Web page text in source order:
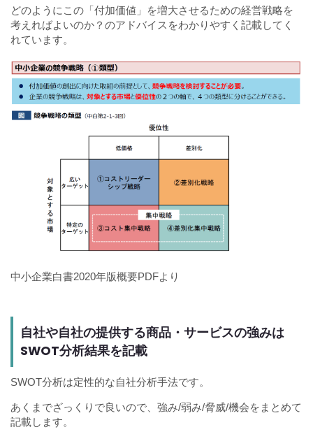
どのようにこの「付加価値」を増大させるための経営戦略を
考えればよいのか？のアドバイスをわかりやすく記載してく
れています。
中小企業白書2020年版概要PDFより
自社や自社の提供する商品・サービスの強みは
SWOT分析結果を記載
SWOT分析は定性的な自社分析手法です。
あくまでざっくりで良いので、強み/弱み/脅威/機会をまとめて
記載します。